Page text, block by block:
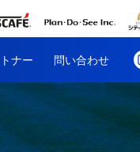
ナー 問い合わせ